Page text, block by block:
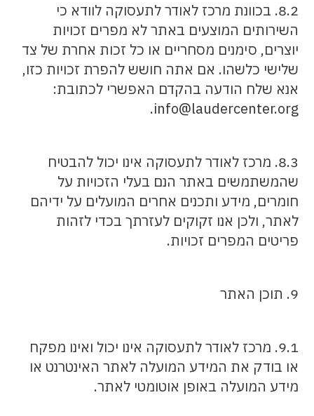
8.2. בכוונת מרכז לאודר לתעסוקה לוודא כי
השירותים המוצעים באתר לא מפרים זכויות
יוצרים, סימנים מסחריים או כל זכות אחרת של צד
שלישי כלשהו. אם אתה חושש להפרת זכויות כזו,
אנא שלח הודעה בהקדם האפשרי לכתובת:
info@laudercenter.org.
8.3. מרכז לאודר לתעסוקה אינו יכול להבטיח
שהמשתמשים באתר הנם בעלי הזכויות על
חומרים, מידע ותכנים אחרים המועלים על ידיהם
לאתר, ולכן אנו זקוקים לעזרתך בכדי לזהות
פריטים המפרים זכויות.
9. תוכן האתר
9.1. מרכז לאודר לתעסוקה אינו יכול ואינו מפקח
או בודק את המידע המועלה לאתר האינטרנט או
מידע המועלה באופן אוטומטי לאתר.